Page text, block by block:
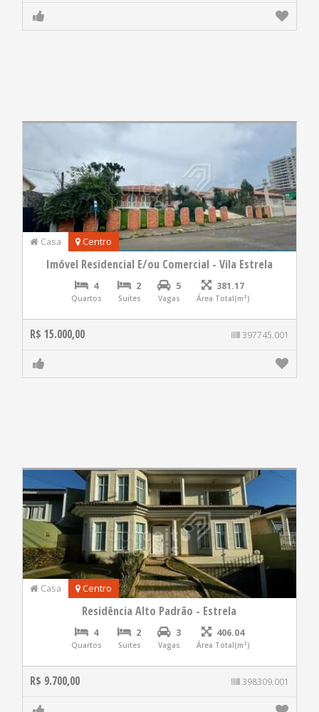
Casa Centro
Imóvel Residencial E/ou Comercial - Vila Estrela
4
Quartos
2
Suites
5
Vagas
381.17
Área Total(m²)
R$ 15.000,00 397745.001
Casa Centro
Residência Alto Padrão - Estrela
4
Quartos
2
Suites
3
Vagas
406.04
Área Total(m²)
R$ 9.700,00 398309.001